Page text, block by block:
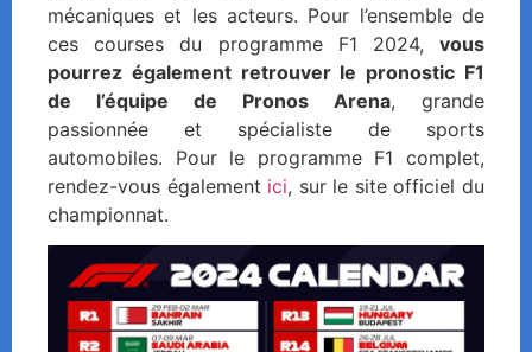
mécaniques et les acteurs. Pour l’ensemble de
ces courses du programme F1 2024, vous
pourrez également retrouver le pronostic F1
de l’équipe de Pronos Arena, grande
passionnée et spécialiste de sports
automobiles. Pour le programme F1 complet,
rendez-vous également ici, sur le site officiel du
championnat.